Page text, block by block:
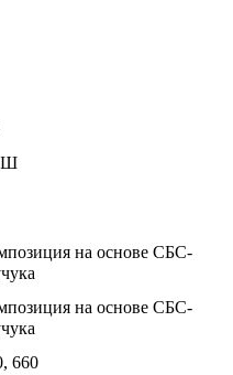
на основе СБС-
на основе СБС-
660